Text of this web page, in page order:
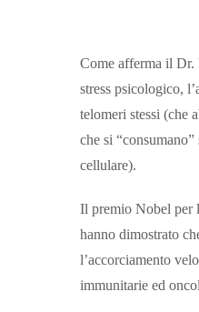
Come afferma il Dr.
stress psicologico,
telomeri stessi (che
che si
cellulare).
Il premio Nobel per
hanno dimostrato
l’accorciamento
immunitarie ed